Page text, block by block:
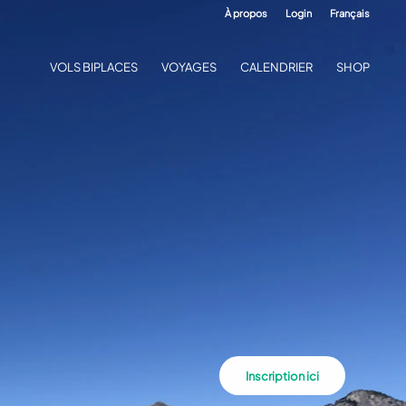
Inscription ici
À propos Login Français
VOLS BIPLACES VOYAGES CALENDRIER SHOP